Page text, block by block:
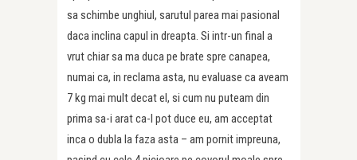
sa schimbe unghiul, sarutul parea mai pasional
daca inclina capul in dreapta. Si intr-un final a
vrut chiar sa ma duca pe brate spre canapea,
numai ca, in reclama asta, nu evaluase ca aveam
7 kg mai mult decat el, si cum nu puteam din
prima sa-i arat ca-l pot duce eu, am acceptat
inca o dubla la faza asta – am pornit impreuna,